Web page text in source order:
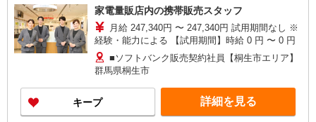
家電量販店内の携帯販売スタッフ
月給 247,340円 〜 247,340円 試用期間なし ※
経験・能力による 【試用期間】時給 0 円 〜 0 円
■ソフトバンク販売契約社員【桐生市エリア】
群馬県桐生市
キープ 詳細を見る